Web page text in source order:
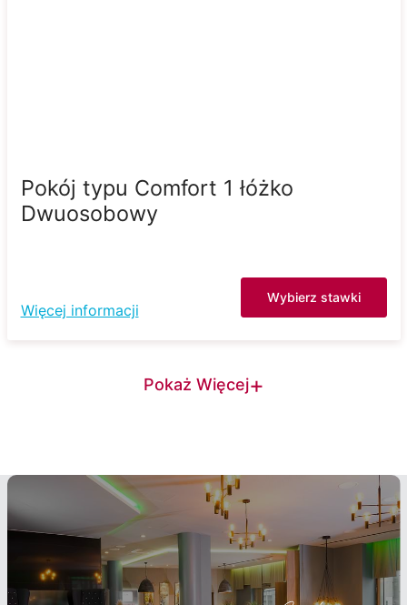
Pokój typu Comfort 1 łóżko
Dwuosobowy
Więcej informacji
Wybierz stawki
Pokaż Więcej+